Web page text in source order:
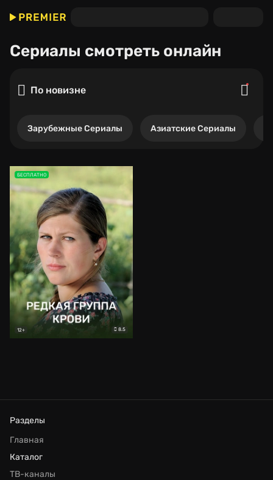
Сериалы смотреть онлайн
По новизне
Зарубежные Сериалы Азиатские Сериалы
12+ 8.5
БЕСПЛАТНО
Разделы
Главная
Каталог
ТВ-каналы